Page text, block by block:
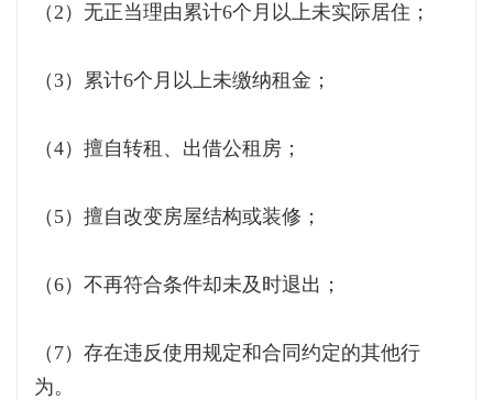
（2）无正当理由累计6个月以上未实际居住；
（3）累计6个月以上未缴纳租金；
（4）擅自转租、出借公租房；
（5）擅自改变房屋结构或装修；
（6）不再符合条件却未及时退出；
（7）存在违反使用规定和合同约定的其他行
为。